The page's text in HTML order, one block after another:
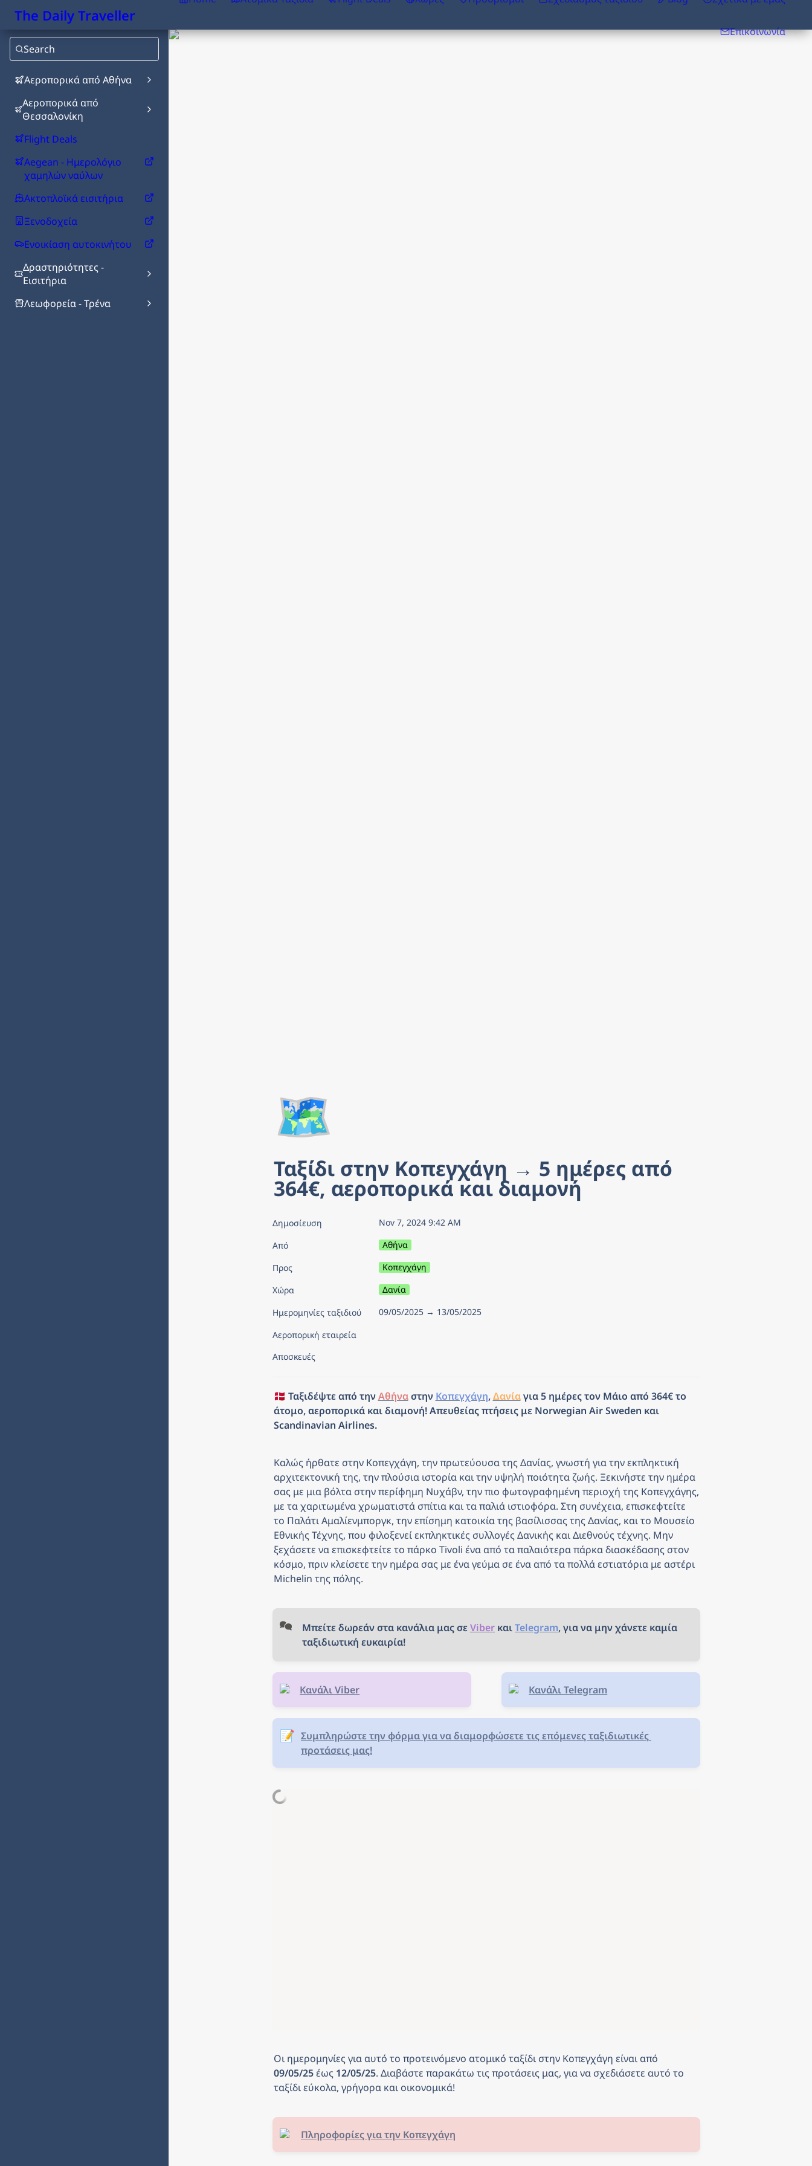
The Daily Traveller
Επικοινωνία
Search
Αεροπορικά από Αθήνα
Αεροπορικά από
Θεσσαλονίκη
Flight Deals
Aegean - Ημερολόγιο
χαμηλών ναύλων
Ακτοπλοϊκά εισιτήρια
Ξενοδοχεία
Ενοικίαση αυτοκινήτου
Δραστηριότητες -
Εισιτήρια
Λεωφορεία - Τρένα
🗺️
Ταξίδι στην Κοπεγχάγη → 5 ημέρες από
364€, αεροπορικά και διαμονή
Δημοσίευση
Nov 7, 2024 9:42 AM
Από
Αθήνα
Προς
Κοπεγχάγη
Χώρα
Δανία
Ημερομηνίες ταξιδιού
09/05/2025 → 13/05/2025
Αεροπορική εταιρεία
Αποσκευές
🇩🇰 Ταξιδέψτε από την Αθήνα στην Κοπεγχάγη, Δανία για 5 ημέρες τον Μάιο από 364€ το
άτομο, αεροπορικά και διαμονή! Απευθείας πτήσεις με Norwegian Air Sweden και
Scandinavian Airlines.
Καλώς ήρθατε στην Κοπεγχάγη, την πρωτεύουσα της Δανίας, γνωστή για την εκπληκτική
αρχιτεκτονική της, την πλούσια ιστορία και την υψηλή ποιότητα ζωής. Ξεκινήστε την ημέρα
σας με μια βόλτα στην περίφημη Νυχάβν, την πιο φωτογραφημένη περιοχή της Κοπεγχάγης,
με τα χαριτωμένα χρωματιστά σπίτια και τα παλιά ιστιοφόρα. Στη συνέχεια, επισκεφτείτε
το Παλάτι Αμαλίενμποργκ, την επίσημη κατοικία της βασίλισσας της Δανίας, και το Μουσείο
Εθνικής Τέχνης, που φιλοξενεί εκπληκτικές συλλογές Δανικής και Διεθνούς τέχνης. Μην
ξεχάσετε να επισκεφτείτε το πάρκο Tivoli ένα από τα παλαιότερα πάρκα διασκέδασης στον
κόσμο, πριν κλείσετε την ημέρα σας με ένα γεύμα σε ένα από τα πολλά εστιατόρια με αστέρι
Michelin της πόλης.
Μπείτε δωρεάν στα κανάλια μας σε Viber και Telegram, για να μην χάνετε καμία
ταξιδιωτική ευκαιρία!
Κανάλι Viber Κανάλι Telegram
📝 Συμπληρώστε την φόρμα για να διαμορφώσετε τις επόμενες ταξιδιωτικές
προτάσεις μας!
Οι ημερομηνίες για αυτό το προτεινόμενο ατομικό ταξίδι στην Κοπεγχάγη είναι από
09/05/25 έως 12/05/25. Διαβάστε παρακάτω τις προτάσεις μας, για να σχεδιάσετε αυτό το
ταξίδι εύκολα, γρήγορα και οικονομικά!
Πληροφορίες για την Κοπεγχάγη